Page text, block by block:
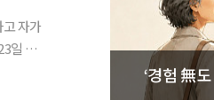
자가
‘경험 無도